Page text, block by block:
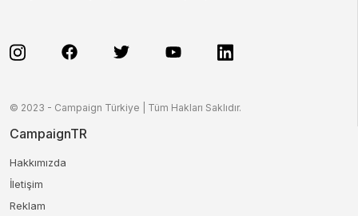
© 2023 - Campaign Türkiye | Tüm Hakları Saklıdır.
CampaignTR
Hakkımızda
İletişim
Reklam